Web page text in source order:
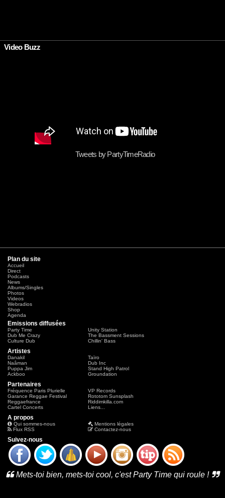
•
Video Buzz
Tweets by PartyTimeRadio
Plan du site
Accueil
Direct
Podcasts
News
Albums/Singles
Photos
Videos
Webradios
Shop
Agenda
Emissions diffusées
Party Time
Unity Station
Dub Me Crazy
The Bassment Sessions
Culture Dub
Chillin' Bass
Artistes
Danakil
Taïro
Naâman
Dub Inc
Puppa Jim
Stand High Patrol
Ackboo
Groundation
Partenaires
Fréquence Paris Plurielle
VP Records
Garance Reggae Festival
Rototom Sunsplash
Reggaefrance
Riddimkilla.com
Cartel Concerts
Liens...
A propos
Qui sommes-nous
Mentions légales
Flux RSS
Contactez-nous
Suivez-nous
Mets-toi bien, mets-toi cool, c'est Party Time qui roule !